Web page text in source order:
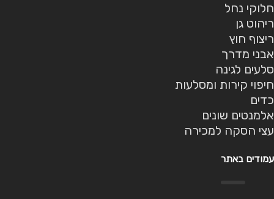
חלוקי נחל
ריהוט גן
ריצוף חוץ
אבני מדרך
סלעים לגינה
חיפוי קירות ומסלעות
כדים
אלמנטים שונים
עצי הסקה למכירה
עמודים באתר